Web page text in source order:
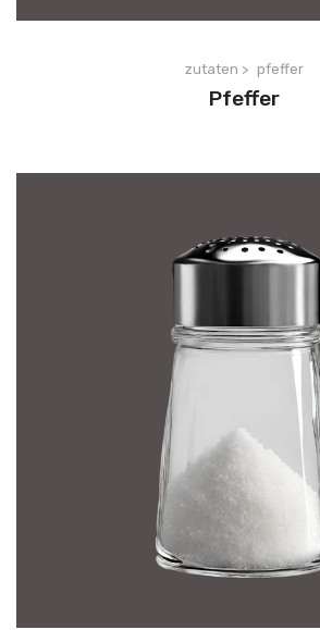
zutaten > pfeffer
Pfeffer